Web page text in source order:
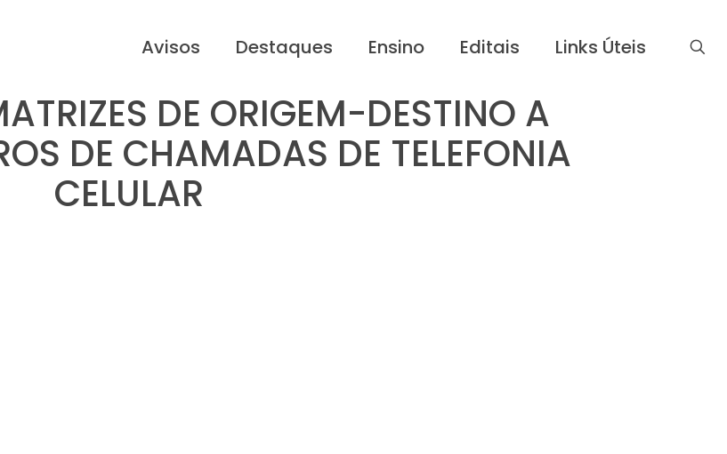
Avisos Destaques Ensino Editais Links Úteis
DE ORIGEM-DESTINO A
DE CHAMADAS DE TELEFONIA
CELULAR